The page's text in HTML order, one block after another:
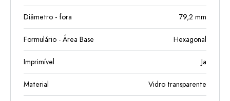
Diâmetro - fora 79,2 mm
Formulário - Área Base Hexagonal
Imprimível Ja
Material Vidro transparente